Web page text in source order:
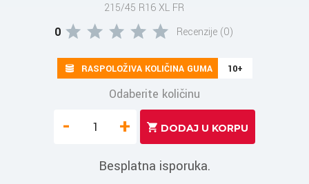
215/45 R16 XL FR
0 Recenzije (0)
RASPOLOŽIVA KOLIČINA GUMA 10+
Odaberite količinu
- +
Besplatna isporuka.